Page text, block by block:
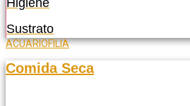
Sustrato
ACUARIOFILIA
Comida Seca